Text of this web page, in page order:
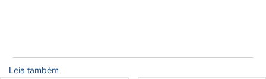
Leia também